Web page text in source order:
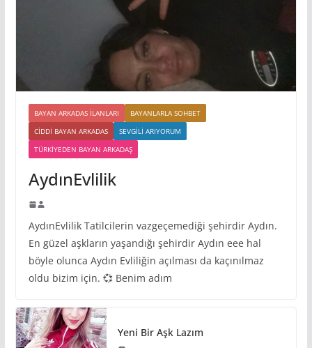
BAYAN ARKADAS ILANLARI
BAYANLARLA SOHBET
CIDDI BAYAN ARKADAS
SEVGILI ARIYORUM
TÜRKIYEDEN BAYAN ARKADAŞ
AydınEvlilik
AydınEvlilik Tatilcilerin vazgeçemediği şehirdir Aydın.
En güzel aşkların yaşandığı şehirdir Aydın eee hal
böyle olunca Aydın Evliliğin açılması da kaçınılmaz
oldu bizim için. 💞 Benim adım
Yeni Bir Aşk Lazım